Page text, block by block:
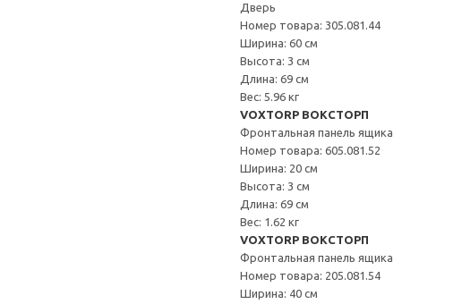
Дверь
Номер товара: 305.081.44
Ширина: 60 см
Высота: 3 см
Длина: 69 см
Вес: 5.96 кг
VOXTORP ВОКСТОРП
Фронтальная панель ящика
Номер товара: 605.081.52
Ширина: 20 см
Высота: 3 см
Длина: 69 см
Вес: 1.62 кг
VOXTORP ВОКСТОРП
Фронтальная панель ящика
Номер товара: 205.081.54
Ширина: 40 см